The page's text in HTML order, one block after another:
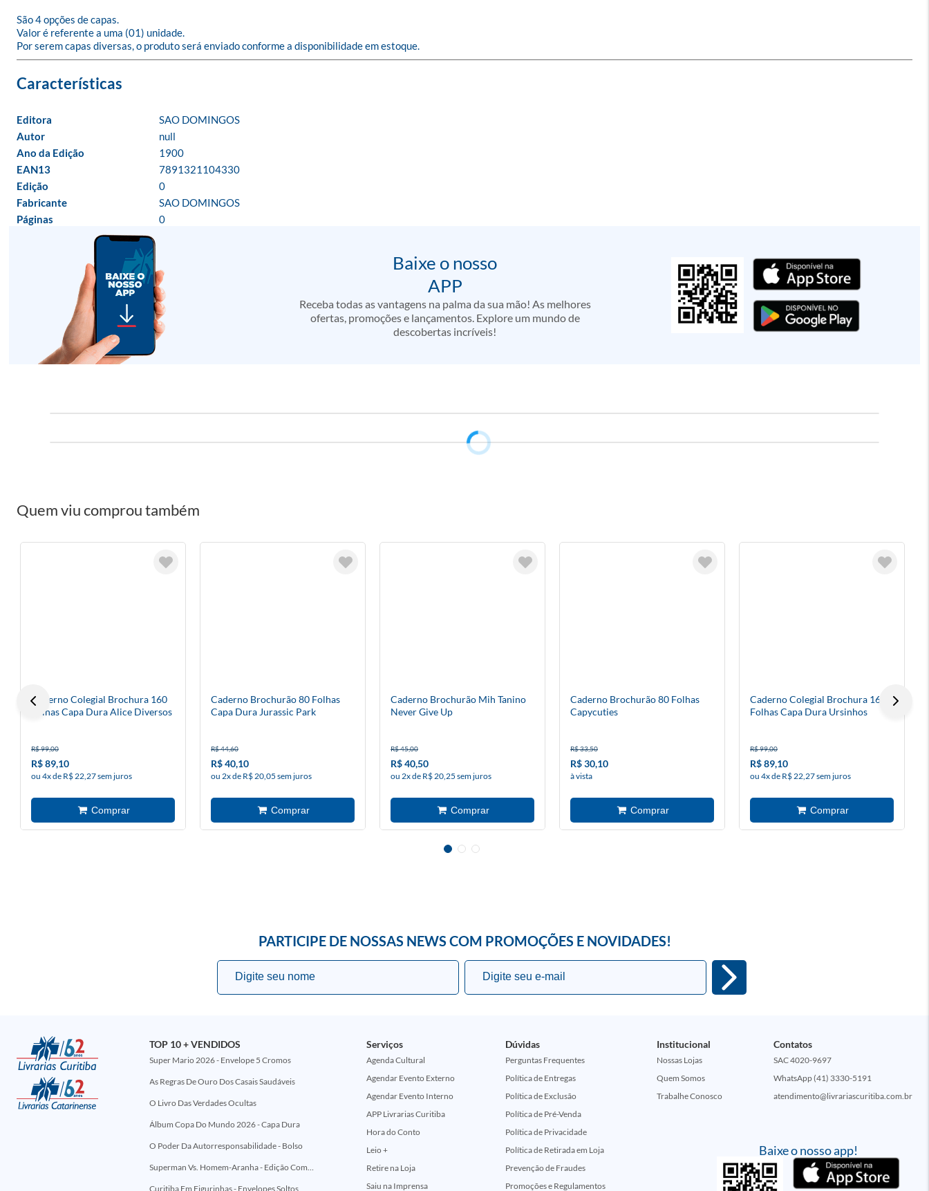
São 4 opções de capas.
Valor é referente a uma (01) unidade.
Por serem capas diversas, o produto será enviado conforme a disponibilidade em estoque.
Editora
SAO DOMINGOS
Autor
null
Ano da Edição
1900
EAN13
7891321104330
Edição
0
Fabricante
SAO DOMINGOS
Páginas
0
Baixe o nosso
APP
Receba todas as vantagens na palma da sua mão! As melhores
ofertas, promoções e lançamentos. Explore um mundo de
descobertas incríveis!
Quem viu comprou também
Caderno Colegial Brochura 160
Folhas Capa Dura Alice Diversos
R$ 99,00
R$ 89,10
ou 4x de R$ 22,27 sem juros
Caderno Brochurão 80 Folhas
Capa Dura Jurassic Park
R$ 44,60
R$ 40,10
ou 2x de R$ 20,05 sem juros
Caderno Brochurão Mih Tanino
Never Give Up
R$ 45,00
R$ 40,50
ou 2x de R$ 20,25 sem juros
Caderno Brochurão 80 Folhas
Capycuties
R$ 33,50
R$ 30,10
à vista
Caderno Colegial Brochura 160
Folhas Capa Dura Ursinhos
R$ 99,00
R$ 89,10
ou 4x de R$ 22,27 sem juros
PARTICIPE DE NOSSAS NEWS COM PROMOÇÕES E NOVIDADES!
Baixe o nosso app!
TOP 10 + VENDIDOS
Super Mario 2026 - Envelope 5 Cromos
As Regras De Ouro Dos Casais Saudáveis
O Livro Das Verdades Ocultas
Álbum Copa Do Mundo 2026 - Capa Dura
O Poder Da Autorresponsabilidade - Bolso
Superman Vs. Homem-Aranha - Edição Comemorativa 50 Anos (Encontros Clássicos Dc E Marvel)
Curitiba Em Figurinhas - Envelopes Soltos
Serviços
Agenda Cultural
Agendar Evento Externo
Agendar Evento Interno
APP Livrarias Curitiba
Hora do Conto
Leio +
Retire na Loja
Saiu na Imprensa
Dúvidas
Perguntas Frequentes
Política de Entregas
Política de Exclusão
Política de Pré-Venda
Política de Privacidade
Política de Retirada em Loja
Prevenção de Fraudes
Promoções e Regulamentos
Institucional
Nossas Lojas
Quem Somos
Trabalhe Conosco
Contatos
SAC 4020-9697
WhatsApp (41) 3330-5191
atendimento@livrariascuritiba.com.br